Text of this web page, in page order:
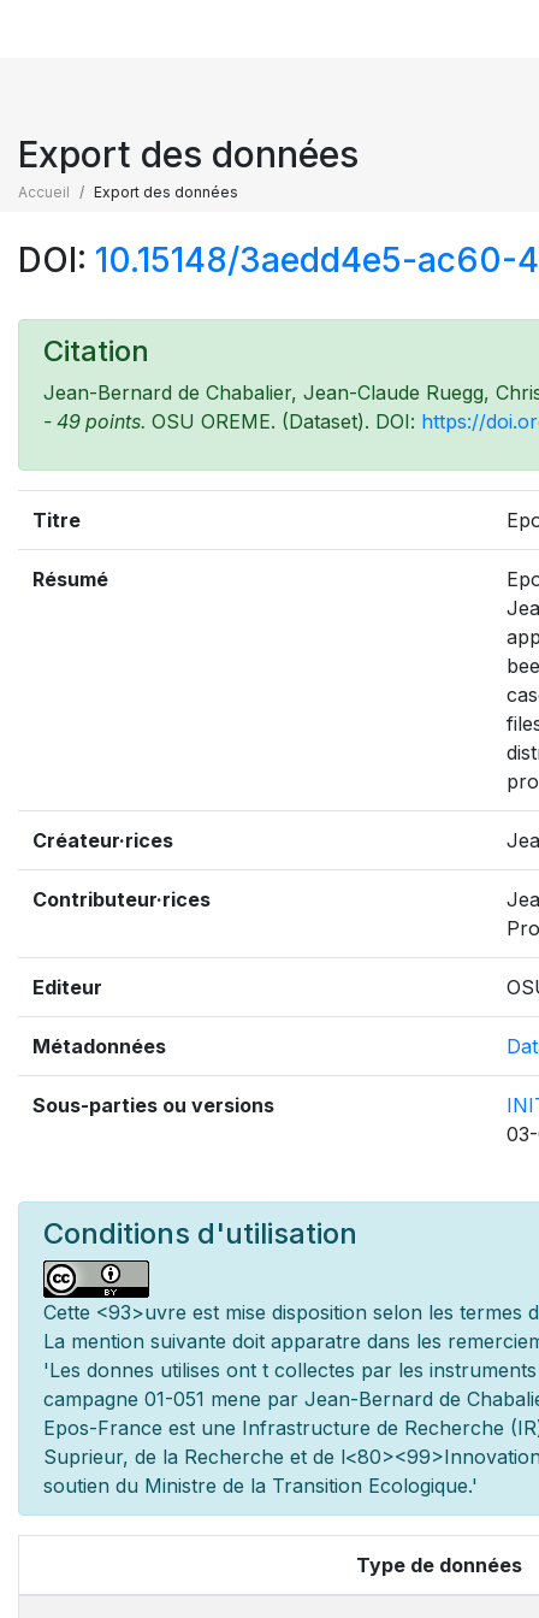
Export des données
Accueil Export des données
DOI: 10.15148/3aedd4e5-
Citation
Jean-Bernard de Chabalier, Jean-Claude Ruegg,
- 49 points. OSU OREME. (Dataset). DOI: https://
Titre
Résumé
Créateur·rices
Contributeur·rices
Editeur
Métadonnées
Sous-parties ou versions
Conditions d'utilisation
Cette <93>uvre est mise disposition selon les termes
La mention suivante doit apparatre dans les
'Les donnes utilises ont t collectes par les
campagne 01-051 mene par Jean-Bernard de
Epos-France est une Infrastructure de Recherche
Suprieur, de la Recherche et de l
soutien du Ministre de la Transition Ecologique.'
Type de données